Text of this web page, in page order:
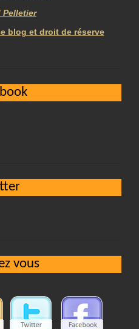
Pelletier
blog et droit de réserve
vous